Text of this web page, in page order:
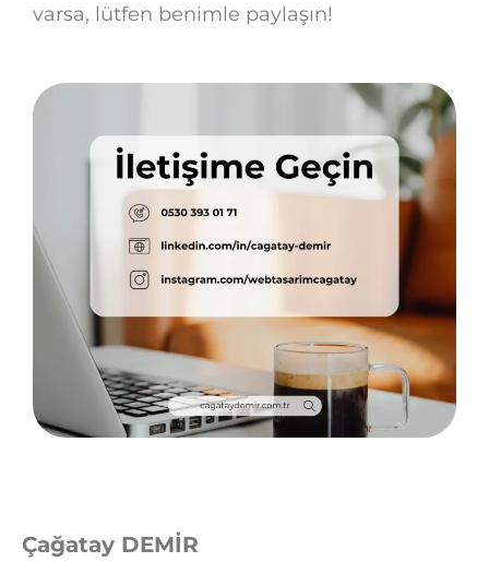
varsa, lütfen benimle paylaşın!
Çağatay DEMİR